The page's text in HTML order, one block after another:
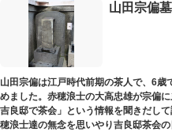
山田宗偏墓
山田宗偏は江戸時代前期の茶人で、6歳
めました。赤穂浪士の大高忠雄が宗偏
吉良邸で茶会」という情報を聞きだし
穂浪士達の無念を思いやり吉良邸茶会